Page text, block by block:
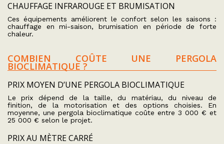
CHAUFFAGE INFRAROUGE ET BRUMISATION
Ces équipements améliorent le confort selon les saisons :
chauffage en mi-saison, brumisation en période de forte
chaleur.
COMBIEN COÛTE UNE PERGOLA
BIOCLIMATIQUE ?
PRIX MOYEN D’UNE PERGOLA BIOCLIMATIQUE
Le prix dépend de la taille, du matériau, du niveau de
finition, de la motorisation et des options choisies. En
moyenne, une pergola bioclimatique coûte entre 3 000 € et
25 000 € selon le projet.
PRIX AU MÈTRE CARRÉ